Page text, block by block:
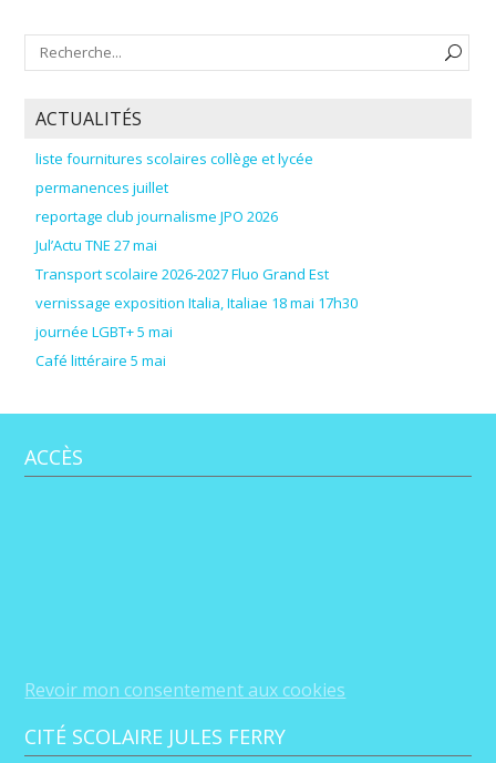
ACTUALITÉS
liste fournitures scolaires collège et lycée
permanences juillet
reportage club journalisme JPO 2026
Jul’Actu TNE 27 mai
Transport scolaire 2026-2027 Fluo Grand Est
vernissage exposition Italia, Italiae 18 mai 17h30
journée LGBT+ 5 mai
Café littéraire 5 mai
ACCÈS
Revoir mon consentement aux cookies
CITÉ SCOLAIRE JULES FERRY